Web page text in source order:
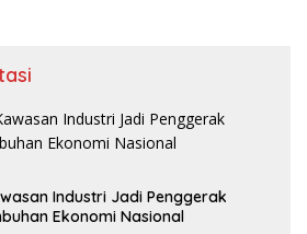
Industri Jadi Penggerak
Ekonomi Nasional